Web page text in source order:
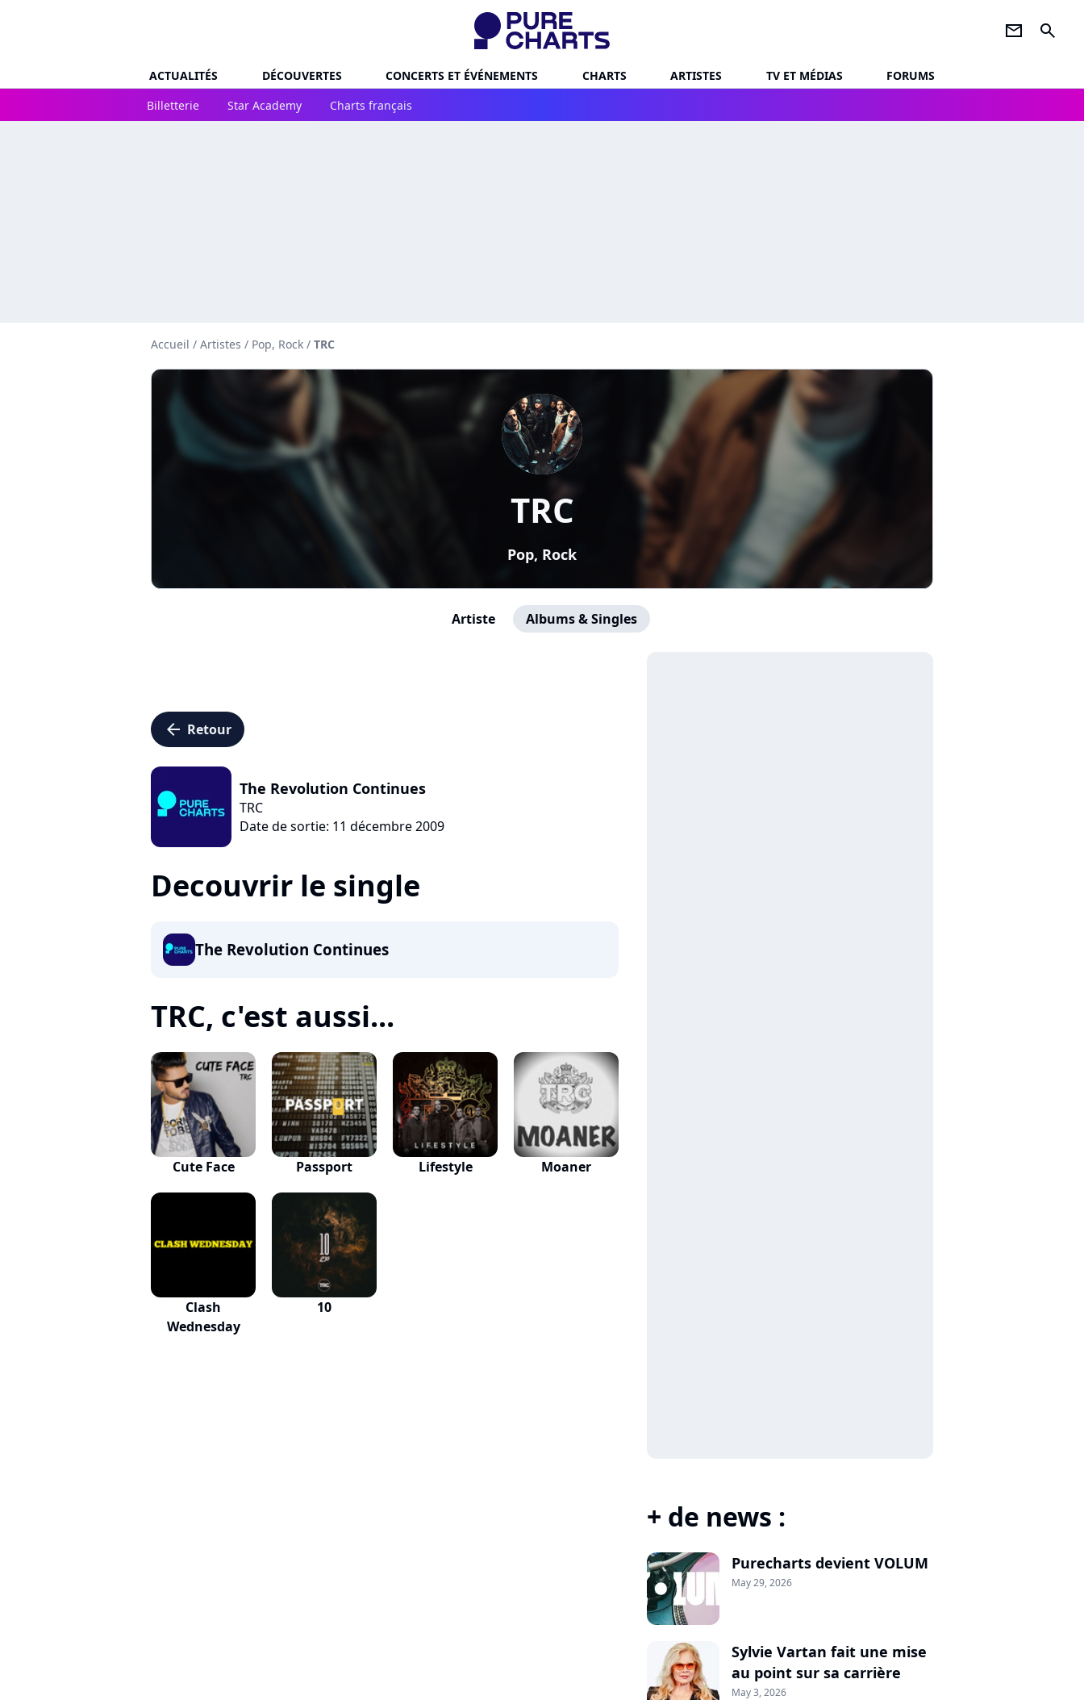
newsletter search
ACTUALITÉS DÉCOUVERTES CONCERTS ET ÉVÉNEMENTS CHARTS ARTISTES TV ET MÉDIAS
FORUMS
Billetterie
Star Academy Charts français
Accueil / Artistes / Pop, Rock / TRC
TRC
Pop, Rock
Artiste Albums & Singles
arrow_left Retour
The Revolution Continues
TRC
Date de sortie: 11 décembre 2009
Decouvrir le single
The Revolution Continues
TRC, c'est aussi...
Cute Face Passport Lifestyle Moaner
Clash
Wednesday
10
+ de news :
Purecharts devient VOLUM
May 29, 2026
Sylvie Vartan fait une mise
au point sur sa carrière
May 3, 2026